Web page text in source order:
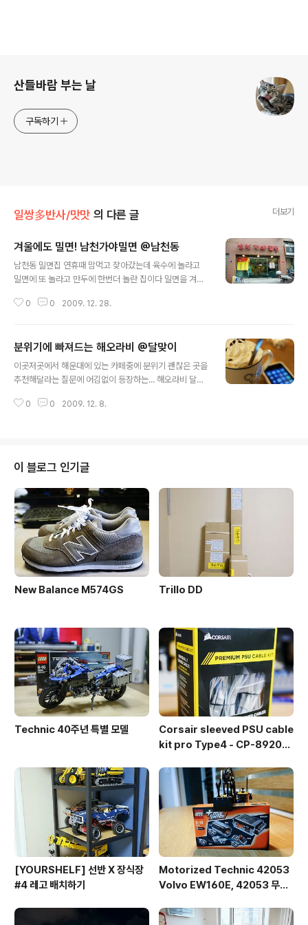
산들바람 부는 날
구독하기
일쌍多반사/맛맛 의 다른 글 더보기
겨울에도 밀면! 남천가야밀면 @남천동
남천동 밀면집 연휴때 맘먹고 찾아갔는데 육수에 놀라고
밀면에 또 놀라고 만두에 한번더 놀란 집이다 밀면을 겨울
서 매콤한 비빔 밀면이 술술 넘어가더군 :) 속이 꽉찬 만두
깊고 잘 우려난 육수가 인상적이었다 양념이 풍부하고 가
오리회도 나오다니, 이런 밀면은 처음이었다 만두는 속이
정말 알차고, 만두피도 속이 비칠정도로 얇아서 더 맛있는
로 대만족~!!! 육수 맛이 예술 ㅡ_-)b 군침도는 비빔밀면
0 0 2009. 12. 28.
분위기에 빠져드는 해오라비 @달맞이
이곳저곳에서 해운대에 있는 카페중에 분위기 괜찮은 곳을
추천해달라는 질문에 어김없이 등장하는... 해오라비 달맞
다;;; 교외에 나갔다가 돌아오는 길에 들른 해오라비! 위치
오르는 계단을 지나면 아기자기한 소품들로 가득 꾸며진
카페가 나오는데, 해오라비엔 강아지가 2마리 있다 한마리
는 골디, 라비는 2층 카페 입구옆에서 놀고있고;;; 다른 한
마리는 카페안에서 이리저리 쏘다니는 셔틀랜드 쉽독(이름
은 모르겠네) 해오라비도 다가오는 크리스마스로 카페안이
채워져있었다 아기자기한 인형들과 소품..
0 0 2009. 12. 8.
이 블로그 인기글
New Balance M574GS Trillo DD
Technic 40주년 특별 모델
Corsair sleeved PSU cable
kit pro Type4 - CP-892015
[YOURSHELF] 선반 X 장식장
#4 레고 배치하기
Motorized Technic 42053
Volvo EW160E, 42053 무선